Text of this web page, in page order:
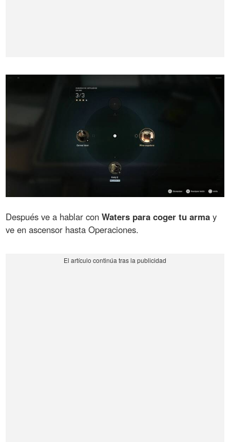
Después ve a hablar conWaters para coger tu arma y
ve en ascensor hasta Operaciones.